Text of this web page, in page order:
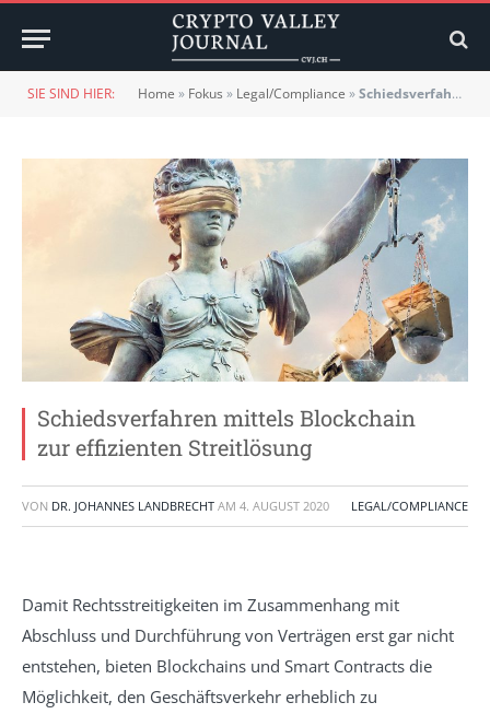
SIE SIND HIER: Home » Fokus » Legal/Compliance »Schiedsverfahren mittels Blockchain zur effizienten Streitlösung
Schiedsverfahren mittels Blockchain
zur effizienten Streitlösung
VON DR. JOHANNES LANDBRECHT AM 4. AUGUST 2020 LEGAL/COMPLIANCE
Damit Rechtsstreitigkeiten im Zusammenhang mit
Abschluss und Durchführung von Verträgen erst gar nicht
entstehen, bieten Blockchains und Smart Contracts die
Möglichkeit, den Geschäftsverkehr erheblich zu